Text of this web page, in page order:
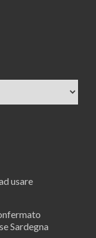
usare
Sardegna